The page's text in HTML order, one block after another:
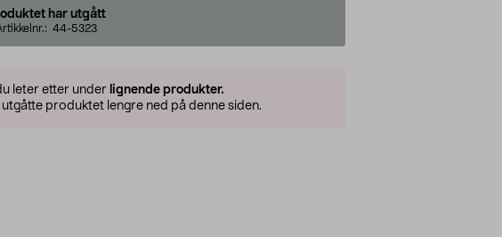
har utgått
44-5323
leter etter under lignende produkter.
produktet lengre ned på denne siden.